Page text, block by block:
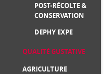
POST-RÉCOLTE &
CONSERVATION
DEPHY EXPE
QUALITÉ GUSTATIVE
AGRICULTURE